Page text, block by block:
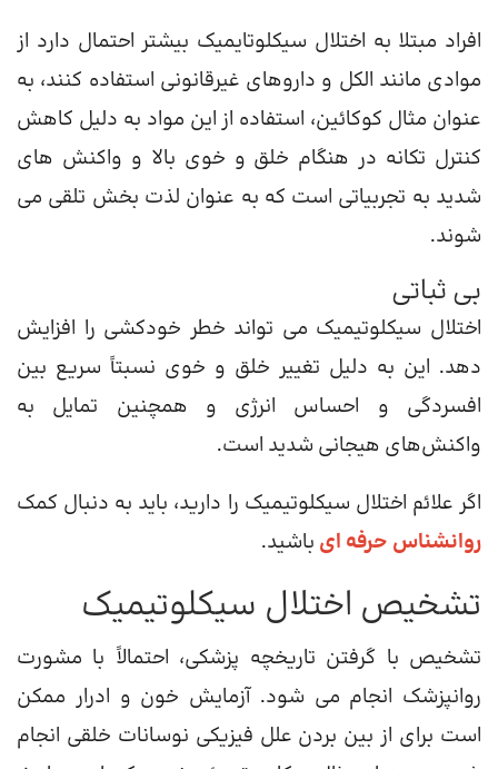
افراد مبتلا به اختلال سیکلوتایمیک بیشتر احتمال دارد از
موادی مانند الکل و داروهای غیرقانونی استفاده کنند، به
عنوان مثال کوکائین، استفاده از این مواد به دلیل کاهش
کنترل تکانه در هنگام خلق و خوی بالا و واکنش های
شدید به تجربیاتی است که به عنوان لذت بخش تلقی می
شوند.
بی ثباتی
اختلال سیکلوتیمیک می تواند خطر خودکشی را افزایش
دهد. این به دلیل تغییر خلق و خوی نسبتاً سریع بین
افسردگی و احساس انرژی و همچنین تمایل به
واکنش‌های هیجانی شدید است.
اگر علائم اختلال سیکلوتیمیک را دارید، باید به دنبال کمک
روانشناس حرفه ای باشید.
تشخیص اختلال سیکلوتیمیک
تشخیص با گرفتن تاریخچه پزشکی، احتمالاً با مشورت
روانپزشک انجام می شود. آزمایش خون و ادرار ممکن
است برای از بین بردن علل فیزیکی نوسانات خلقی انجام